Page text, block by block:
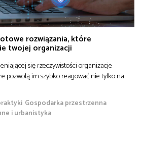
rozwiązania, które
twojej organizacji
się rzeczywistości organizacje
pozwolą im szybko reagować nie tylko na
Gospodarka przestrzenna
i urbanistyka